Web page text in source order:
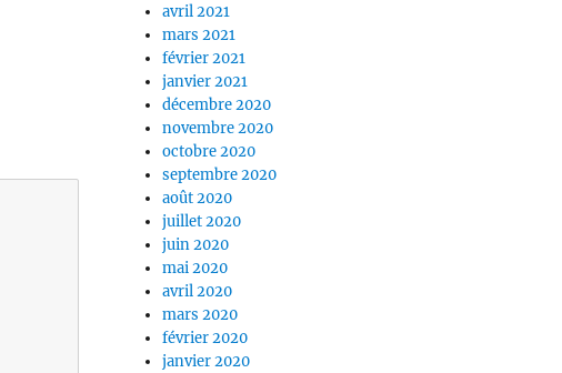
avril 2021
mars 2021
février 2021
janvier 2021
décembre 2020
novembre 2020
octobre 2020
septembre 2020
août 2020
juillet 2020
juin 2020
mai 2020
avril 2020
mars 2020
février 2020
janvier 2020